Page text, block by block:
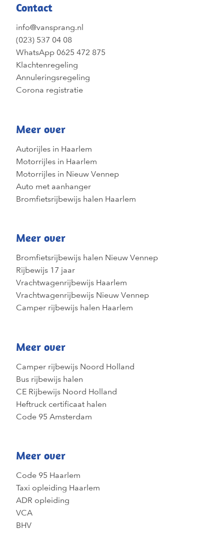
Contact
info@vansprang.nl
(023) 537 04 08
WhatsApp 0625 472 875
Klachtenregeling
Annuleringsregeling
Corona registratie
Meer over
Autorijles in Haarlem
Motorrijles in Haarlem
Motorrijles in Nieuw Vennep
Auto met aanhanger
Bromfietsrijbewijs halen Haarlem
Meer over
Bromfietsrijbewijs halen Nieuw Vennep
Rijbewijs 17 jaar
Vrachtwagenrijbewijs Haarlem
Vrachtwagenrijbewijs Nieuw Vennep
Camper rijbewijs halen Haarlem
Meer over
Camper rijbewijs Noord Holland
Bus rijbewijs halen
CE Rijbewijs Noord Holland
Heftruck certificaat halen
Code 95 Amsterdam
Meer over
Code 95 Haarlem
Taxi opleiding Haarlem
ADR opleiding
VCA
BHV